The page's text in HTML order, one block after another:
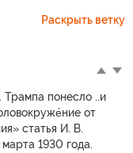
Раскрыть ветку
понесло ..и
от
статья И. В.
1930 года.